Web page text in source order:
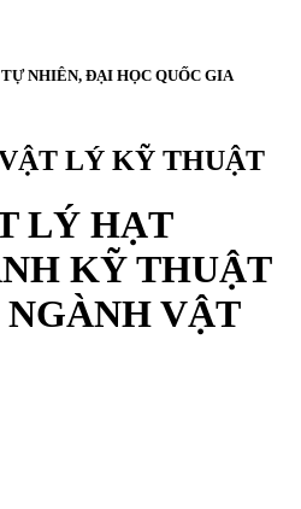
NHIÊN, ĐẠI HỌC QUỐC GIA
LÝ KỸ THUẬT
LÝ HẠT
KỸ THUẬT
VẬT